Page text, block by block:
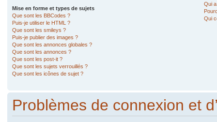
Mise en forme et types de sujets
Que sont les BBCodes ?
Puis-je utiliser le HTML ?
Que sont les smileys ?
Puis-je publier des images ?
Que sont les annonces globales ?
Que sont les annonces ?
Que sont les post-it ?
Que sont les sujets verrouillés ?
Que sont les icônes de sujet ?
Qui
Qui
Problèmes de connexion et